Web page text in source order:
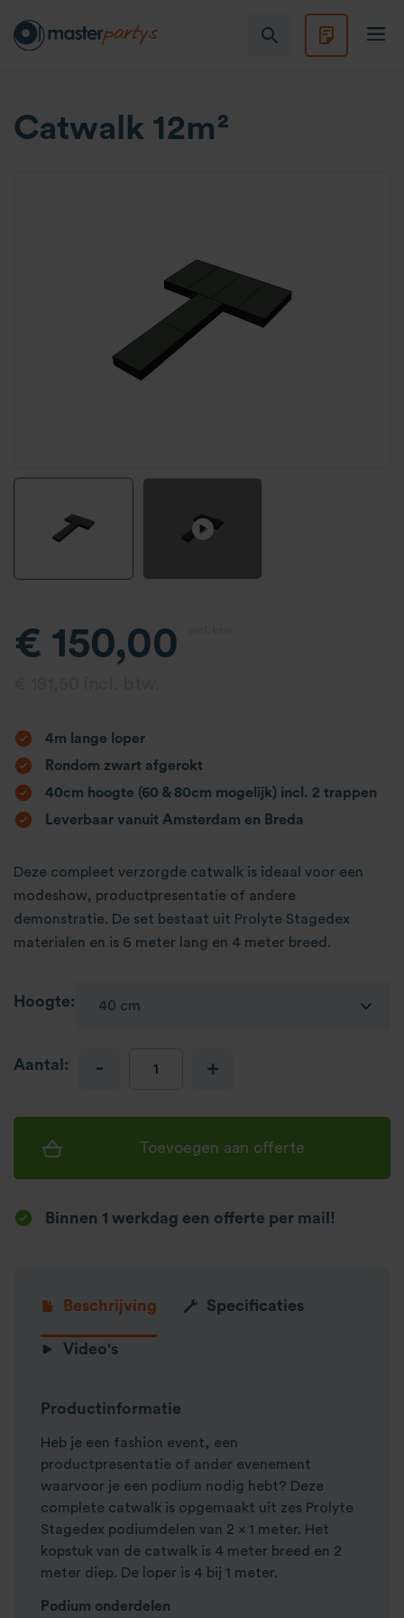
Catwalk 12m²
€ 150,00
4m lange loper
Rondom zwart afgerokt
40cm hoogte (60 & 80cm mogelijk) incl. 2 trappen
Leverbaar vanuit Amsterdam en Breda
Deze compleet verzorgde catwalk is ideaal voor een
modeshow, productpresentatie of andere
demonstratie. De set bestaat uit Prolyte Stagedex
materialen en is 6 meter lang en 4 meter breed.
Hoogte:
Aantal: - +
Toevoegen aan offerte
Binnen 1 werkdag een offerte per mail!
Beschrijving Specificaties
Video's
Productinformatie
Heb je een fashion event, een
productpresentatie of ander evenement
waarvoor je een podium nodig hebt? Deze
complete catwalk is opgemaakt uit zes Prolyte
Stagedex podiumdelen van 2 x 1 meter. Het
kopstuk van de catwalk is 4 meter breed en 2
meter diep. De loper is 4 bij 1 meter.
Podium onderdelen